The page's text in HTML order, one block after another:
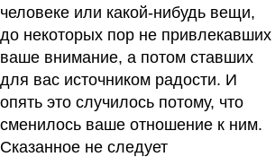
человеке или какой-нибудь вещи,
до некоторых пор не привлекавших
ваше внимание, а потом ставших
для вас источником радости. И
опять это случилось потому, что
сменилось ваше отношение к ним.
Сказанное не следует